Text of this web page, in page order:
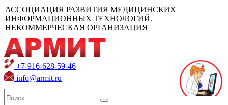
АССОЦИАЦИЯ РАЗВИТИЯ МЕДИЦИНСКИХ
ИНФОРМАЦИОННЫХ ТЕХНОЛОГИЙ.
НЕКОММЕРЧЕСКАЯ ОРГАНИЗАЦИЯ
+7-916-628-59-46
info@armit.ru